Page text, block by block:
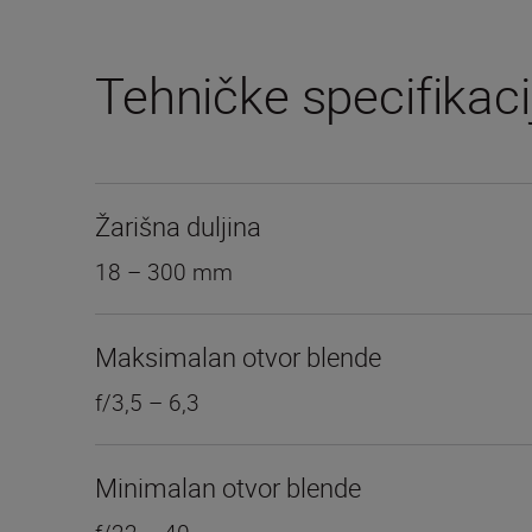
Tehničke
Žarišna duljina
18 – 300 mm
Maksimalan otvor blende
f/3,5 – 6,3
Minimalan otvor blende